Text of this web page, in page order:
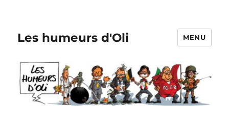
Les humeurs d'Oli MENU